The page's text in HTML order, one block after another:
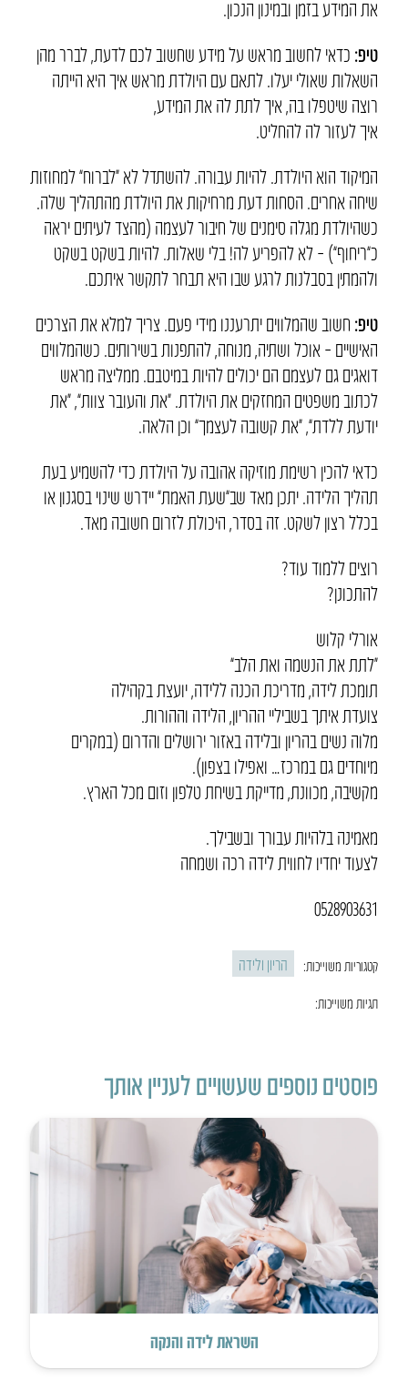
את המידע בזמן ובמינון הנכון.
טיפ: כדאי לחשוב מראש על מידע שחשוב לכם לדעת, לברר מהן
השאלות שאולי יעלו. לתאם עם היולדת מראש איך היא הייתה
רוצה שיטפלו בה, איך לתת לה את המידע,
איך לעזור לה להחליט.
המיקוד הוא היולדת. להיות עבורה. להשתדל לא “לברוח” למחוזות
שיחה אחרים. הסחות דעת מרחיקות את היולדת מהתהליך שלה.
כשהיולדת מגלה סימנים של חיבור לעצמה (מהצד לעיתים יראה
כ”ריחוף”) – לא להפריע לה! בלי שאלות. להיות בשקט בשקט
ולהמתין בסבלנות לרגע שבו היא תבחר לתקשר איתכם.
טיפ: חשוב שהמלווים יתרעננו מידי פעם. צריך למלא את הצרכים
האישיים – אוכל ושתיה, מנוחה, להתפנות בשירותים. כשהמלווים
דואגים גם לעצמם הם יכולים להיות במיטבם. ממליצה מראש
לכתוב משפטים המחזקים את היולדת. “את והעובר צוות”, “את
יודעת ללדת”, “את קשובה לעצמך” וכן הלאה.
כדאי להכין רשימת מוזיקה אהובה על היולדת כדי להשמיע בעת
תהליך הלידה. יתכן מאד שב”שעת האמת” יידרש שינוי בסגנון או
בכלל רצון לשקט. זה בסדר, היכולת לזרום חשובה מאד.
רוצים ללמוד עוד?
להתכונן?
אורלי קלוש
“לתת את הנשמה ואת הלב”
תומכת לידה, מדריכת הכנה ללידה, יועצת בקהילה
צועדת איתך בשביליי ההריון, הלידה וההורות.
מלוה נשים בהריון ובלידה באזור ירושלים והדרום (במקרים
מיוחדים גם במרכז… ואפילו בצפון).
מקשיבה, מכוונת, מדייקת בשיחת טלפון וזום מכל הארץ.
מאמינה בלהיות עבורך ובשבילך.
לצעוד יחדיו לחווית לידה רכה ושמחה
0528903631
קטגוריות משוייכות: הריון ולידה
תגיות משוייכות:
פוסטים נוספים שעשויים לעניין אותך
השראת לידה והנקה